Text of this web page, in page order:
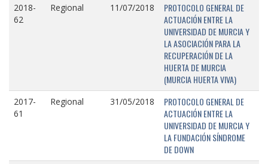
2018-
62
Regional 11/07/2018
PROTOCOLO GENERAL DE
ACTUACIÓN ENTRE LA
UNIVERSIDAD DE MURCIA Y
LA ASOCIACIÓN PARA LA
RECUPERACIÓN DE LA
HUERTA DE MURCIA
(MURCIA HUERTA VIVA)
2017-
61
Regional 31/05/2018
PROTOCOLO GENERAL DE
ACTUACIÓN ENTRE LA
UNIVERSIDAD DE MURCIA Y
LA FUNDACIÓN SÍNDROME
DE DOWN